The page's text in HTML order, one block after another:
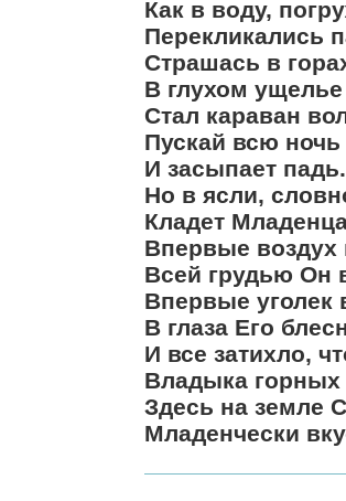
Как в воду,
Перекликались
Страшась в
В глухом
Стал караван
Пускай всю
И засыпает падь.
Но в ясли,
Кладет
Впервые воздух
Всей грудью Он
Впервые уголек
В глаза Его
И все затихло,
Владыка горных
Здесь на земле
Младенчески